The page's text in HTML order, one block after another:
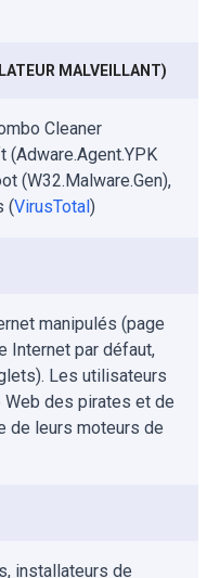
MALVEILLANT)
Cleaner
(Adware.Agent.YPK
(W32.Malware.Gen),
(VirusTotal )
manipulés (page
Internet par défaut,
Les utilisateurs
des pirates et de
de leurs moteurs de
installateurs de